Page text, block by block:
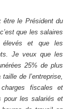
le Président du
que les salaires
et que les
Je veux que les
25% de plus
de l’entreprise,
fiscales et
pour les salariés et